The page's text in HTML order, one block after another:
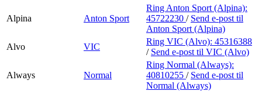
Alpina Anton Sport
Ring Anton Sport (Alpina):
45722230 / Send e-post til
Anton Sport (Alpina)
Alvo
VIC
Ring VIC (Alvo): 45316388
/ Send e-post til VIC (Alvo)
Always Normal
Ring Normal (Always):
40810255 / Send e-post til
Normal (Always)